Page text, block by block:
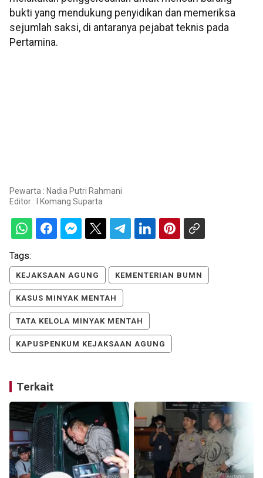
bukti yang mendukung penyidikan dan memeriksa
sejumlah saksi, di antaranya pejabat teknis pada
Pertamina.
Pewarta : Nadia Putri Rahmani
Editor :
I Komang Suparta
Tags:
KEJAKSAAN AGUNG KEMENTERIAN BUMN
KASUS MINYAK MENTAH
TATA KELOLA MINYAK MENTAH
KAPUSPENKUM KEJAKSAAN AGUNG
Terkait